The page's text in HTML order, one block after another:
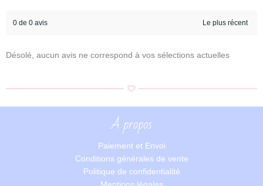
0 de 0 avis
Désolé, aucun avis ne correspond à vos sélections actuelles
A propos
Paiement et Envoi
Conditions générales de vente
Politique de confidentialité